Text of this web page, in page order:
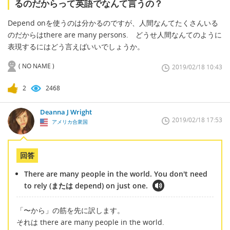
るのだからって英語でなんて言うの？
Depend onを使うのは分かるのですが、人間なんてたくさんいる
のだからはthere are many persons. どうせ人間なんてのように
表現するにはどう言えばいいでしょうか。
( NO NAME ) 2019/02/18 10:43
2 2468
Deanna J Wright
アメリカ合衆国 2019/02/18 17:53
回答
There are many people in the world. You don't need
to rely (または depend) on just one.
「〜から」の筋を先に訳します。
それは there are many people in the world.